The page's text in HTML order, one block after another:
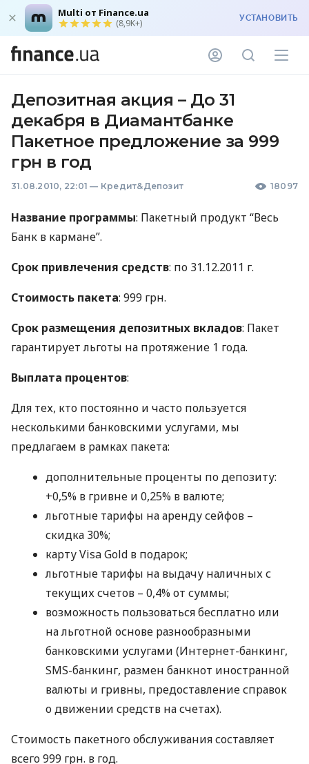
Multi от Finance.ua
(8,9K+) УСТАНОВИТЬ
Депозитная акция – До 31
декабря в Диамантбанке
Пакетное предложение за 999
грн в год
31.08.2010, 22:01 — Кредит&Депозит 18097
Название программы: Пакетный продукт “Весь
Банк в кармане”.
Срок привлечения средств: по 31.12.2011 г.
Стоимость пакета: 999 грн.
Срок размещения депозитных вкладов: Пакет
гарантирует льготы на протяжение 1 года.
Выплата процентов:
Для тех, кто постоянно и часто пользуется
несколькими банковскими услугами, мы
предлагаем в рамках пакета:
дополнительные проценты по депозиту:
+0,5% в гривне и 0,25% в валюте;
льготные тарифы на аренду сейфов –
скидка 30%;
карту Visa Gold в подарок;
льготные тарифы на выдачу наличных с
текущих счетов – 0,4% от суммы;
возможность пользоваться бесплатно или
на льготной основе разнообразными
банковскими услугами (Интернет-банкинг,
SMS-банкинг, размен банкнот иностранной
валюты и гривны, предоставление справок
о движении средств на счетах).
Стоимость пакетного обслуживания составляет
всего 999 грн. в год.